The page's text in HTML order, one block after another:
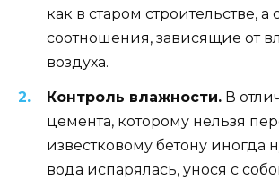
как в старом строительстве,
соотношения, зависящие от
воздуха.
Контроль влажности. В
цемента, которому нельзя
известковому бетону иногда
вода испарялась, унося с